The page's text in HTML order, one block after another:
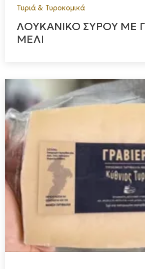
Τυριά & Τυροκομικά
ΛΟΥΚΑΝΙΚΟ ΣΥΡΟΥ ΜΕ
ΜΕΛΙ